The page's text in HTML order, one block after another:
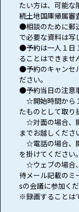
たい方は、可能な
続土地国庫帰属審
●相談のために郵
で必要な資料は写
●予約は一人１日
ることはできませ
●予約のキャンセ
ださい。
●予約当日の注意
☆開始時間から
たものとして取り
☆対面の場合、
までお越しくださ
☆電話の場合、
を掛けてください。
☆ウェブの場合
待メール記載の
sの会議に参加くだ
※録画することは